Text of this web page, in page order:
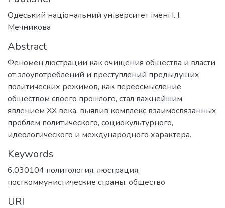
Одеський національний університет імені І. І.
Мечникова
Abstract
Феномен люстрации как очищения общества и власти
от злоупотреблений и преступлений предыдущих
политических режимов, как переосмысление
обществом своего прошлого, стал важнейшим
явлением ХХ века, выявив комплекс взаимосвязанных
проблем политического, социокультурного,
идеологического и международного характера.
Keywords
6.030104 политология, люстрация,
посткоммунистические страны, общество
URI